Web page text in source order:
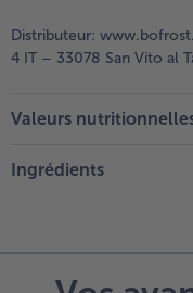
Distributeur:
4 IT – 33078 San Vito al
Valeurs
Ingrédients